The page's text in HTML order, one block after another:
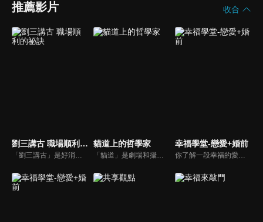
推薦影片 收合
劉三講古 職場順利的祕訣 貓道上的哲學家
「貓道」是劇場和攝影棚的象徵，而孩子是天生的哲學家，他們進入攝影棚中的小劇場思考、對話，並且從貓道上看下來，總是會有不同視角，故片名為《貓道上的哲學家》，在GOOD TV播出。
幸福學堂-戀愛+婚前
你了解一段幸福的愛情是如何發展出來的嗎？你對你心中那一個對象，到底是愛還是喜歡？難道喜歡跟愛差距很大嗎？讓我們的大師來消除你心中的疑惑。